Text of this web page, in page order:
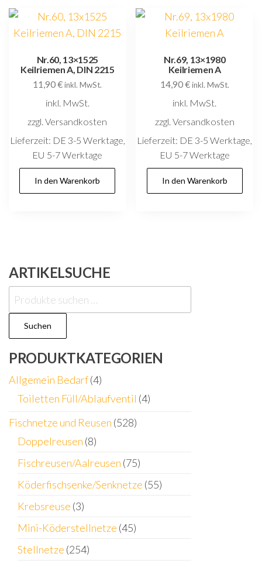
Nr.60, 13×1525
Keilriemen A, DIN 2215
11,90€ inkl. MwSt.
inkl. MwSt.
zzgl. Versandkosten
Lieferzeit: DE 3-5 Werktage,
EU 5-7 Werktage
In den Warenkorb
Nr.69, 13×1980
Keilriemen A
14,90€ inkl. MwSt.
inkl. MwSt.
zzgl. Versandkosten
Lieferzeit: DE 3-5 Werktage,
EU 5-7 Werktage
In den Warenkorb
ARTIKELSUCHE
Suchen
nach:
Suchen
PRODUKTKATEGORIEN
Allgemein Bedarf(4)
Toiletten Füll/Ablaufventil (4)
Fischnetze und Reusen (528)
Doppelreusen (8)
Fischreusen/Aalreusen (75)
Köderfischsenke/Senknetze (55)
Krebsreuse (3)
Mini-Köderstellnetze (45)
Stellnetze (254)